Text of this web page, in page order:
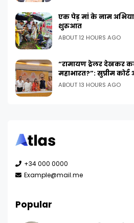
एक पेड़ मां के नाम
शुरुआत
ABOUT 12 HOURS AGO
“रामायण ट्रेलर देखकर
महाभारत?”: सुप्रीम कोर्ट
ABOUT 13 HOURS AGO
+34 000 0000
Example@mail.me
Popular